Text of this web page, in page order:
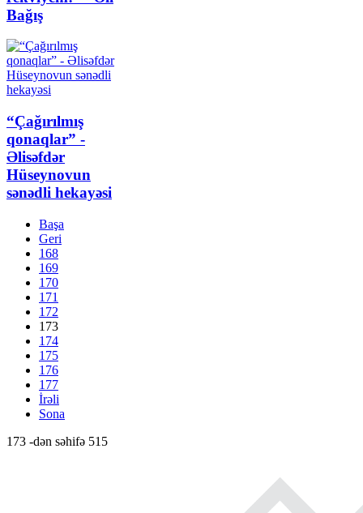
Bağış
“Çağırılmış
qonaqlar” -
Əlisəfdər
Hüseynovun
sənədli hekayəsi
Başa
Geri
168
169
170
171
172
173
174
175
176
177
İrəli
Sona
173 -dən səhifə 515